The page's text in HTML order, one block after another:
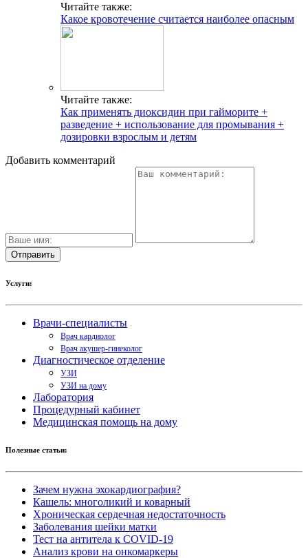
Читайте также:
Какое кровотечение считается наиболее опасным
Читайте также:
Как применять диоксидин при гайморите +
разведение + использование для промывания +
дозировки взрослым и детям
Добавить комментарий
Услуги:
Врачи-специалисты
Врач кардиолог
Врач акушер-гинеколог
Диагностическое отделение
УЗИ
УЗИ на дому
Лаборатория
Процедурный кабинет
Медицинская помощь на дому
Полезные статьи:
Зачем нужна эхокардиография?
Кашель: многоликий и коварный
Хроническая сердечная недостаточность
Заболевания шейки матки
Тест на антитела к COVID-19
Анализ крови на онкомаркеры